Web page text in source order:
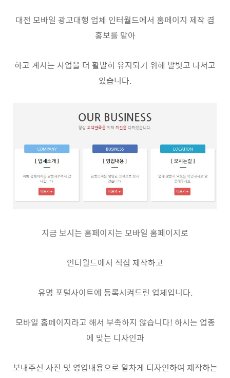
대전 모바일 광고대행 업체 인터월드에서 홈페이지 제작 겸
홍보를 맡아
하고 계시는 사업을 더 활발히 유지되기 위해 발벗고 나서고
있습니다.
지금 보시는 홈페이지는 모바일 홈페이지로
인터월드에서 직접 제작하고
유명 포털사이트에 등록시켜드린 업체입니다.
모바일 홈페이지라고 해서 부족하지 않습니다! 하시는 업종
에 맞는 디자인과
보내주신 사진 및 영업내용으로 알차게 디자인하여 제작하는